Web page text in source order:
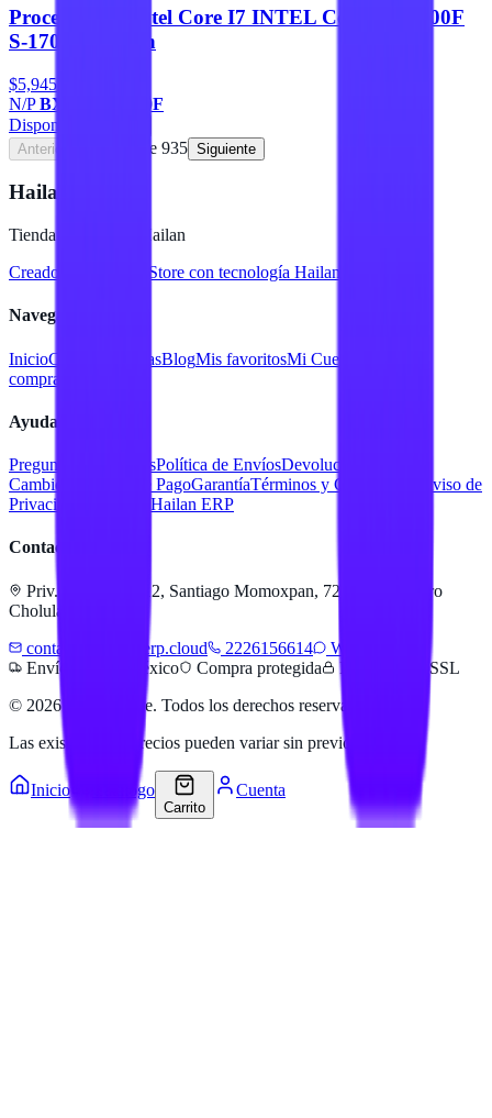
Procesadores Intel Core I7 INTEL Core I7-12700F
S-1700 12A Gen
$5,945
N/PBX8071512700F
Disponible
Anterior
de 935 Siguiente
Hailan Store
Tienda en línea de Hailan
Creado para
Hailan Store con tecnología Hailan ERP
Navegación
InicioCatálogo MarcasBlogMis favoritosMi Cuenta
compra
Ayuda
Preguntas FrecuentesPolítica de EnvíosDevoluciones y
Cambios
Métodos de PagoGarantíaTérminos y Condiciones
Aviso de
Privacidad
Servicios Hailan ERP
Contacto
Priv. Alejandra 512, Santiago Momoxpan, 72775 San Pedro
Cholula, Pue.
contacto@hailanerp.cloud
2226156614
WhatsApp
Envíos a todo México
Compra protegida
Pago seguro SSL
© 2026 Hailan Store. Todos los derechos reservados.
Las existencias y precios pueden variar sin previo aviso.
Inicio Catálogo
Carrito
Cuenta